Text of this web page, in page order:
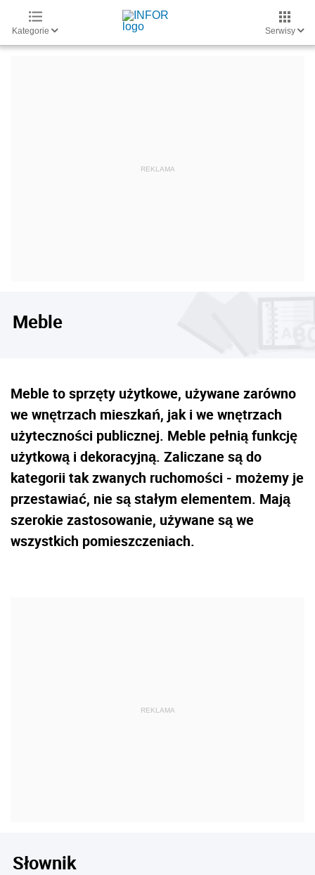
Kategorie Serwisy
Meble
Meble to sprzęty użytkowe, używane zarówno
we wnętrzach mieszkań, jak i we wnętrzach
użyteczności publicznej. Meble pełnią funkcję
użytkową i dekoracyjną. Zaliczane są do
kategorii tak zwanych ruchomości - możemy je
przestawiać, nie są stałym elementem. Mają
szerokie zastosowanie, używane są we
wszystkich pomieszczeniach.
Słownik